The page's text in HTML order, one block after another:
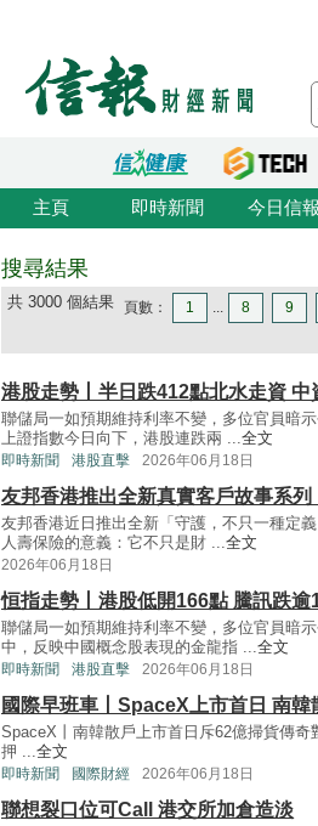
主頁 即時新聞 今日信報
搜尋結果
共 3000 個結果 頁數： 1 ... 8 9
港股走勢丨半日跌412點北水走資 中
聯儲局一如預期維持利率不變，多位官員暗
上證指數今日向下，港股連跌兩 ...全文
即時新聞 港股直擊 2026年06月18日
友邦香港推出全新真實客戶故事系列
友邦香港近日推出全新「守護，不只一種定
人壽保險的意義：它不只是財 ...全文
2026年06月18日
恒指走勢丨港股低開166點 騰訊跌逾
聯儲局一如預期維持利率不變，多位官員暗
中，反映中國概念股表現的金龍指 ...全文
即時新聞 港股直擊 2026年06月18日
國際早班車丨SpaceX上市首日 南韓
SpaceX丨南韓散戶上市首日斥62億掃貨傳
押 ...全文
即時新聞 國際財經 2026年06月18日
聯想裂口位可Call 港交所加倉造淡